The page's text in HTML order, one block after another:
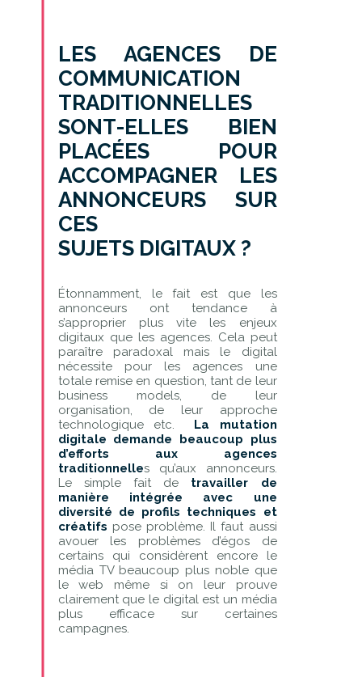
LES AGENCES DE
COMMUNICATION
TRADITIONNELLES
SONT-ELLES BIEN
PLACÉES POUR
ACCOMPAGNER LES
ANNONCEURS SUR
CES
SUJETS DIGITAUX ?
Étonnamment, le fait est que les
annonceurs ont tendance à
s’approprier plus vite les enjeux
digitaux que les agences. Cela peut
paraître paradoxal mais le digital
nécessite pour les agences une
totale remise en question, tant de leur
business models, de leur
organisation, de leur approche
technologique etc. La mutation
digitale demande beaucoup plus
d’efforts aux agences
traditionnelles qu’aux annonceurs.
Le simple fait de travailler de
manière intégrée avec une
diversité de profils techniques et
créatifs pose problème. Il faut aussi
avouer les problèmes d’égos de
certains qui considèrent encore le
média TV beaucoup plus noble que
le web même si on leur prouve
clairement que le digital est un média
plus efficace sur certaines
campagnes.